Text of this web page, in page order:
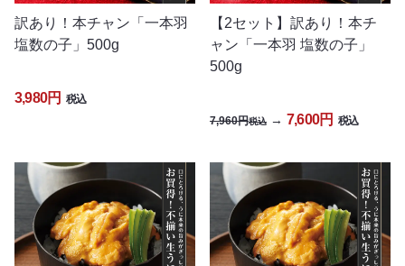
訳あり！本チャン「一本羽
塩数の子」500g
3,980円 税込
【2セット】訳あり！本チ
ャン「一本羽 塩数の子」
500g
7,960円税込 → 7,600円 税込